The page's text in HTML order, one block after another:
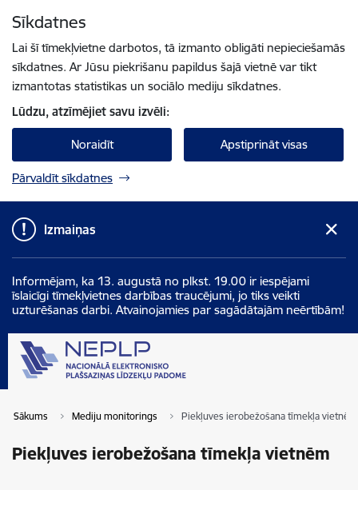
Sīkdatnes
Lai šī tīmekļvietne darbotos, tā izmanto obligāti nepieciešamās
sīkdatnes. Ar Jūsu piekrišanu papildus šajā vietnē var tikt
izmantotas statistikas un sociālo mediju sīkdatnes.
Lūdzu, atzīmējiet savu izvēli:
Noraidīt Apstiprināt visas
Pārvaldīt sīkdatnes
Izmaiņas
Informējam, ka 13. augustā no plkst. 19.00 ir iespējami
īslaicīgi tīmekļvietnes darbības traucējumi, jo tiks veikti
uzturēšanas darbi. Atvainojamies par sagādātajām neērtībām!
Sākums Mediju monitorings Piekļuves ierobežošana tīmekļa vietnēm
Piekļuves ierobežošana tīmekļa vietnēm